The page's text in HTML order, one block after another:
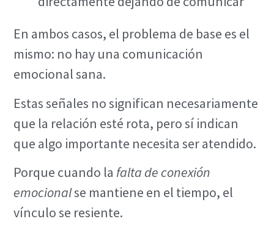
En ambos casos, el problema de base es el
mismo: no hay una comunicación
emocional sana.
Estas señales no significan necesariamente
que la relación esté rota, pero sí indican
que algo importante necesita ser atendido.
Porque cuando la falta de conexión
emocionalse mantiene en el tiempo, el
vínculo se resiente.